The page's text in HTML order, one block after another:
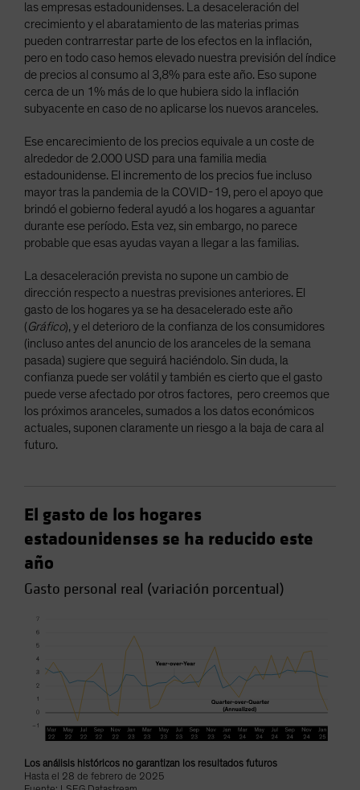
las empresas estadounidenses. La desaceleración del
crecimiento y el abaratamiento de las materias primas
pueden contrarrestar parte de los efectos en la inflación,
pero en todo caso hemos elevado nuestra previsión del índice
de precios al consumo al 3,8% para este año. Eso supone
cerca de un 1% más de lo que hubiera sido la inflación
subyacente en caso de no aplicarse los nuevos aranceles.
Ese encarecimiento de los precios equivale a un coste de
alrededor de 2.000 USD para una familia media
estadounidense. El incremento de los precios fue incluso
mayor tras la pandemia de la COVID-19, pero el apoyo que
brindó el gobierno federal ayudó a los hogares a aguantar
durante ese período. Esta vez, sin embargo, no parece
probable que esas ayudas vayan a llegar a las familias.
La desaceleración prevista no supone un cambio de
dirección respecto a nuestras previsiones anteriores. El
gasto de los hogares ya se ha desacelerado este año
(Gráfico), y el deterioro de la confianza de los consumidores
(incluso antes del anuncio de los aranceles de la semana
pasada) sugiere que seguirá haciéndolo. Sin duda, la
confianza puede ser volátil y también es cierto que el gasto
puede verse afectado por otros factores, pero creemos que
los próximos aranceles, sumados a los datos económicos
actuales, suponen claramente un riesgo a la baja de cara al
futuro.
El gasto de los hogares
estadounidenses se ha reducido este
año
Gasto personal real (variación porcentual)
Los análisis históricos no garantizan los resultados futuros
Hasta el 28 de febrero de 2025